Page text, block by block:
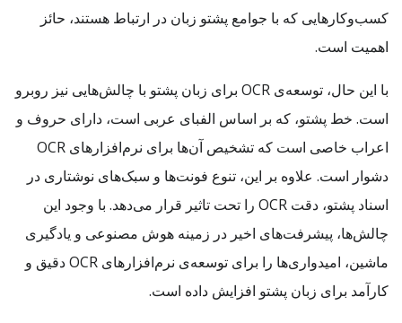
کسب‌وکارهایی که با جوامع پشتو زبان در ارتباط هستند، حائز
اهمیت است.
با این حال، توسعه‌ی OCR برای زبان پشتو با چالش‌هایی نیز روبرو
است. خط پشتو، که بر اساس الفبای عربی است، دارای حروف و
اعراب خاصی است که تشخیص آن‌ها برای نرم‌افزارهای OCR
دشوار است. علاوه بر این، تنوع فونت‌ها و سبک‌های نوشتاری در
اسناد پشتو، دقت OCR را تحت تاثیر قرار می‌دهد. با وجود این
چالش‌ها، پیشرفت‌های اخیر در زمینه هوش مصنوعی و یادگیری
ماشین، امیدواری‌ها را برای توسعه‌ی نرم‌افزارهای OCR دقیق و
کارآمد برای زبان پشتو افزایش داده است.